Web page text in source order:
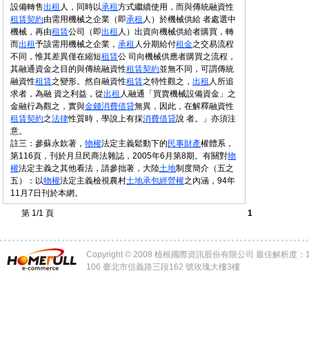
設備轉售出租 人，同時以承租方式繼續使用，而與傳統融資性
租賃契約由需用機械之企業（即承租 人）於機械供給 者處選中
機械，再由租賃公司（即出租 人）出資向機械供給者購買，轉
而出租予該需用機械之企業， 承租 人分期給付租金之交易流程
不同，惟其差異僅在縮短租賃公 司向機械供應者購買之流程，
其融通資金之目的與傳統融資性租賃契約並無不同，可謂傳統
融資性租賃之變形。然自融資性租賃之特性觀之， 出租 人所追
求者，為融 資之利益，從出租 人融通「買賣機械設備資金」之
金融行為觀之，實與金錢消費借貸無異，因此，在解釋融資性
租賃契約之法律性質時，學說上有採消費借貸說 者。」亦須注
意。
註三：參蘇永欽著， 物權法定主義鬆動下的 民事財產權體系，
第116頁，刊於月旦民商法雜誌，2005年6月第8期。有關對物
權法定主義之其他看法，請參拙著，大陸土地制度簡介（五之
五）：以物權法定主義檢視農村土地承包經營權之內涵，94年
11月7日刊於本網。
第 1/1 頁 1
Copyright © 2008 植根國際資訊股份有限公司 最佳解析度：
106 臺北市信義路三段162 號玫瑰大樓3樓